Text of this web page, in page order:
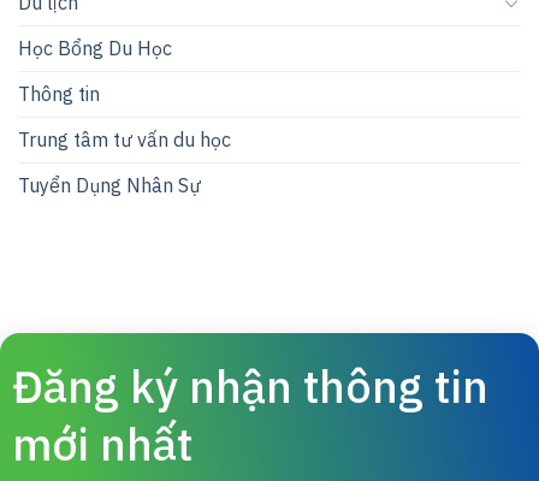
Học Bổng Du Học
Thông tin
Trung tâm tư vấn du học
Tuyển Dụng Nhân Sự
Đăng ký nhận thông tin
mới nhất